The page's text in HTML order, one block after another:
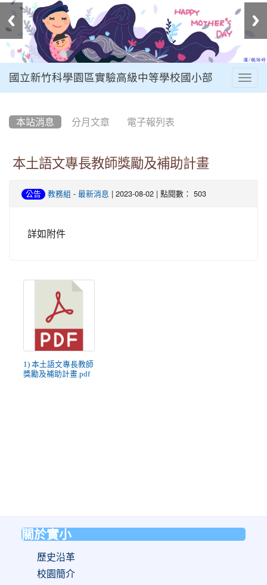
國立新竹科學園區實驗高級中等學校國小部
本站消息 分月文章 電子報列表
本土語文專長教師獎勵及補助計畫
公告 教務組 - 最新消息 | 2023-08-02 | 點閱數： 503
詳如附件
1) 本土語文專長教師
獎勵及補助計畫.pdf
關於實小
歷史沿革
校園簡介